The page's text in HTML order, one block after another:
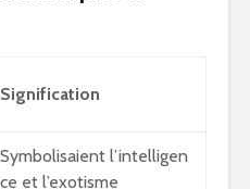
Signification
Symbolisaient l’intelligen
ce et l’exotisme